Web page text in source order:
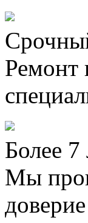
Ремонт
Более 7
Мы